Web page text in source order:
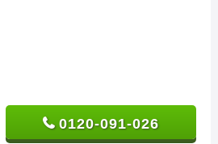
0120-091-026